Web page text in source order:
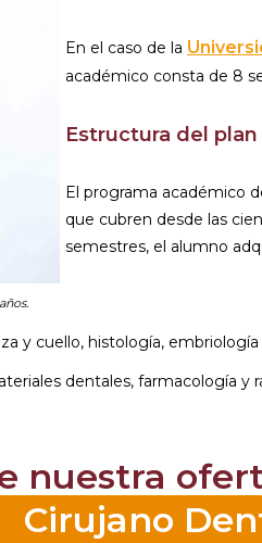
En el caso de la
académico consta de 8
Estructura del
El programa académico
que cubren desde las
semestres, el alumno
y cuello, histología,
dentales, farmacología y
nuestra
Cirujano